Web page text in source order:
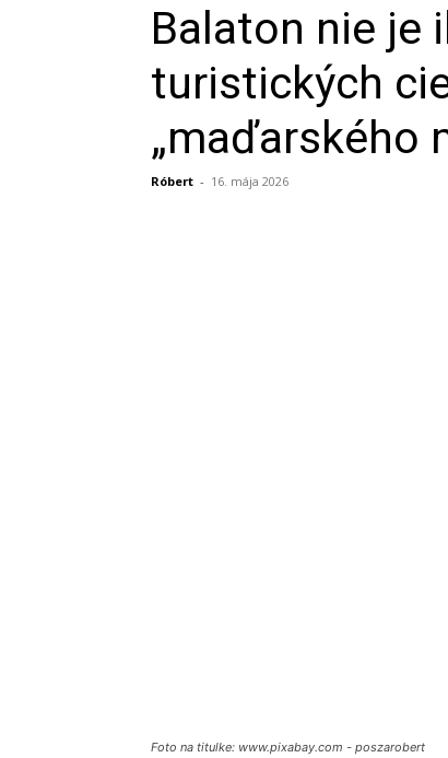
Balaton nie je
turistických
„maďarského
Róbert - 16. mája 2026
Foto na titulke: www.pixabay.com - poszarobert